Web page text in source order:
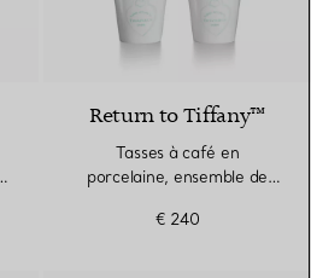
Return to Tiffany™
Tasses à café en
porcelaine, ensemble de
€ 240